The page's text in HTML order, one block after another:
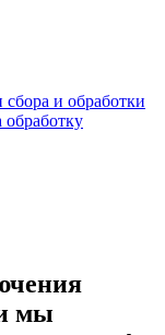
сбора и обработки
обработку
мы